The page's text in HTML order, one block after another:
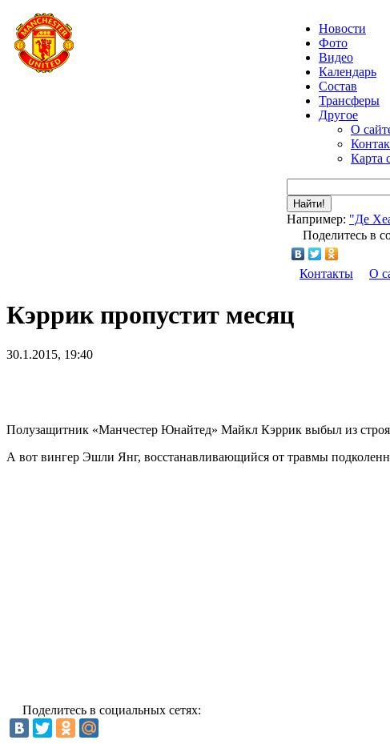
Новости
Фото
Видео
Календарь
Состав
Трансферы
Другое
О
Карта
Найти!
Например: "Де
Поделитесь в
Контакты О
Кэррик пропустит месяц
30.1.2015, 19:40
Полузащитник «Манчестер Юнайтед» Майкл Кэррик выбыл из
А вот вингер Эшли Янг, восстанавливающийся от травмы
Поделитесь в социальных сетях: